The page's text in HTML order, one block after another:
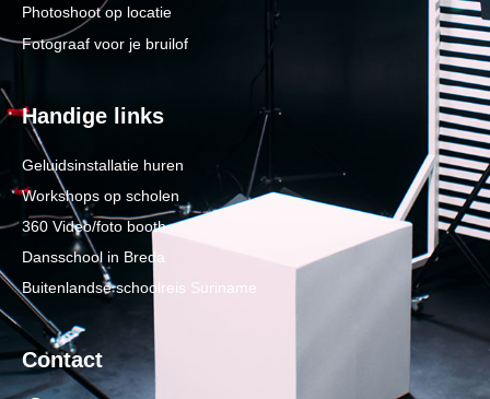
Photoshoot op locatie
Fotograaf voor je bruilof
Handige links
Geluidsinstallatie huren
Workshops op scholen
360 Video/foto booth
Dansschool in Breda
Buitenlandse schoolreis Suriname
Contact